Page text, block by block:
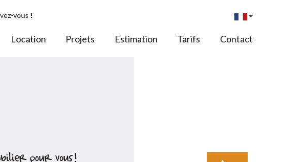
vous !
Location Projets Estimation Tarifs Contact